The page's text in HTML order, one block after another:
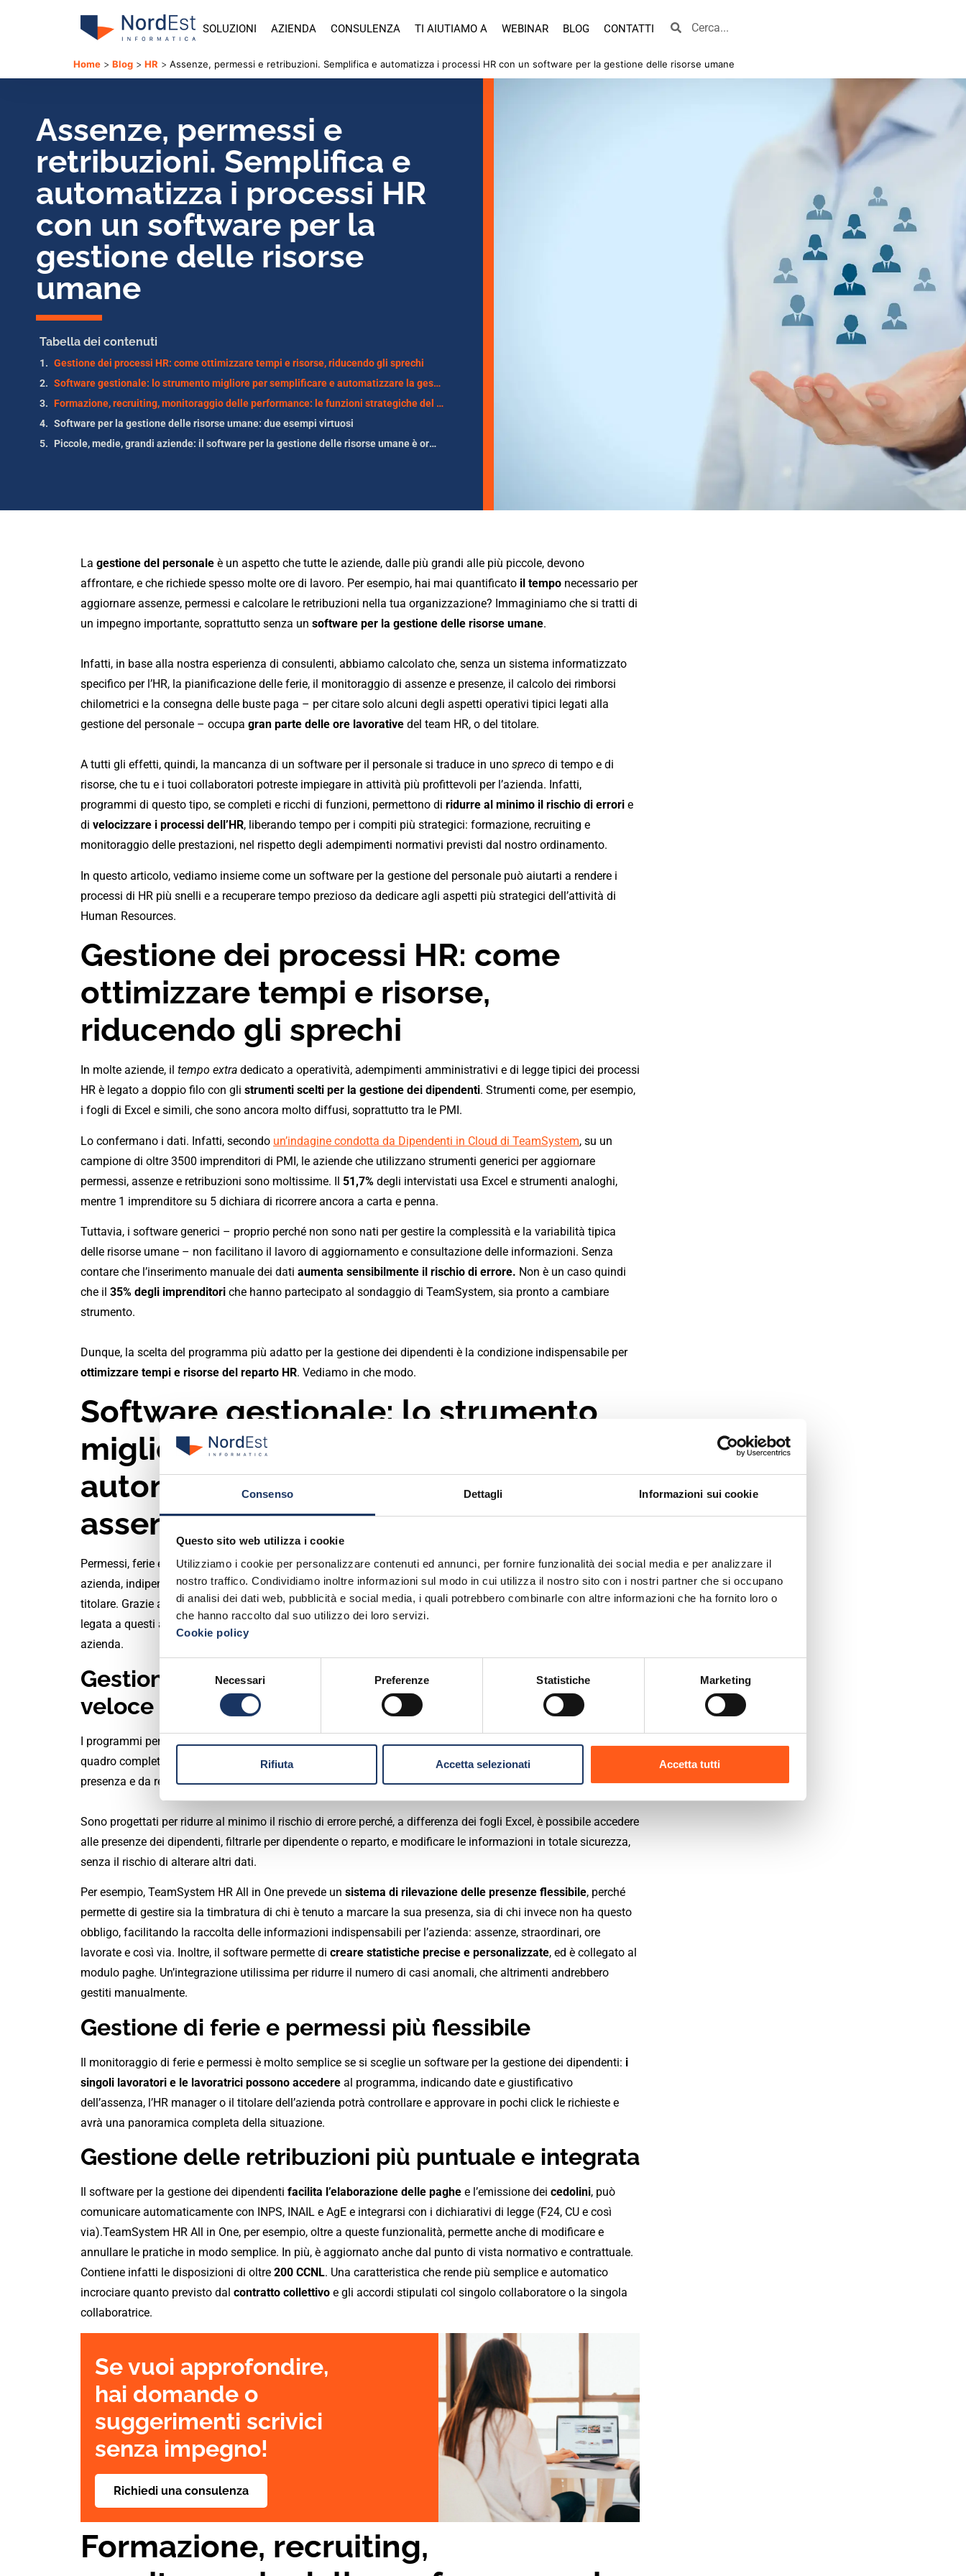
Consenso Dettagli Informazioni sui cookie
Questo sito web utilizza i cookie
Utilizziamo i cookie per personalizzare contenuti ed annunci, per fornire funzionalità dei social media e per analizzare il
nostro traffico. Condividiamo inoltre informazioni sul modo in cui utilizza il nostro sito con i nostri partner che si occupano
di analisi dei dati web, pubblicità e social media, i quali potrebbero combinarle con altre informazioni che ha fornito loro o
che hanno raccolto dal suo utilizzo dei loro servizi.
Cookie policy
Necessari Preferenze Statistiche Marketing
Rifiuta Accetta selezionati Accetta tutti
SOLUZIONI AZIENDA CONSULENZA TI AIUTIAMO A WEBINAR BLOG CONTATTI
Home > Blog > HR > Assenze, permessi e retribuzioni. Semplifica e automatizza i processi HR con un software per la gestione delle risorse umane
Assenze, permessi e
retribuzioni. Semplifica e
automatizza i processi HR
con un software per la
gestione delle risorse
umane
Tabella dei contenuti
Gestione dei processi HR: come ottimizzare tempi e risorse, riducendo gli sprechi
Software gestionale: lo strumento migliore per semplificare e automatizzare la gestione di assenze, permessi e retribuzioni
Formazione, recruiting, monitoraggio delle performance: le funzioni strategiche del software per la gestione del personale
Software per la gestione delle risorse umane: due esempi virtuosi
Piccole, medie, grandi aziende: il software per la gestione delle risorse umane è ormai indispensabile
La gestione del personale è un aspetto che tutte le aziende, dalle più grandi alle più piccole, devono
affrontare, e che richiede spesso molte ore di lavoro. Per esempio, hai mai quantificato il tempo necessario per
aggiornare assenze, permessi e calcolare le retribuzioni nella tua organizzazione? Immaginiamo che si tratti di
un impegno importante, soprattutto senza un software per la gestione delle risorse umane.
Infatti, in base alla nostra esperienza di consulenti, abbiamo calcolato che, senza un sistema informatizzato
specifico per l’HR, la pianificazione delle ferie, il monitoraggio di assenze e presenze, il calcolo dei rimborsi
chilometrici e la consegna delle buste paga – per citare solo alcuni degli aspetti operativi tipici legati alla
gestione del personale – occupa gran parte delle ore lavorative del team HR, o del titolare.
A tutti gli effetti, quindi, la mancanza di un software per il personale si traduce in uno spreco di tempo e di
risorse, che tu e i tuoi collaboratori potreste impiegare in attività più profittevoli per l’azienda. Infatti,
programmi di questo tipo, se completi e ricchi di funzioni, permettono di ridurre al minimo il rischio di errori e
di velocizzare i processi dell’HR, liberando tempo per i compiti più strategici: formazione, recruiting e
monitoraggio delle prestazioni, nel rispetto degli adempimenti normativi previsti dal nostro ordinamento.
In questo articolo, vediamo insieme come un software per la gestione del personale può aiutarti a rendere i
processi di HR più snelli e a recuperare tempo prezioso da dedicare agli aspetti più strategici dell’attività di
Human Resources.
Gestione dei processi HR: come
ottimizzare tempi e risorse,
riducendo gli sprechi
In molte aziende, il tempo extra dedicato a operatività, adempimenti amministrativi e di legge tipici dei processi
HR è legato a doppio filo con gli strumenti scelti per la gestione dei dipendenti. Strumenti come, per esempio,
i fogli di Excel e simili, che sono ancora molto diffusi, soprattutto tra le PMI.
Lo confermano i dati. Infatti, secondo un’indagine condotta da Dipendenti in Cloud di TeamSystem, su un
campione di oltre 3500 imprenditori di PMI, le aziende che utilizzano strumenti generici per aggiornare
permessi, assenze e retribuzioni sono moltissime. Il 51,7% degli intervistati usa Excel e strumenti analoghi,
mentre 1 imprenditore su 5 dichiara di ricorrere ancora a carta e penna.
Tuttavia, i software generici – proprio perché non sono nati per gestire la complessità e la variabilità tipica
delle risorse umane – non facilitano il lavoro di aggiornamento e consultazione delle informazioni. Senza
contare che l’inserimento manuale dei dati aumenta sensibilmente il rischio di errore. Non è un caso quindi
che il 35% degli imprenditori che hanno partecipato al sondaggio di TeamSystem, sia pronto a cambiare
strumento.
Dunque, la scelta del programma più adatto per la gestione dei dipendenti è la condizione indispensabile per
ottimizzare tempi e risorse del reparto HR. Vediamo in che modo.
Software gestionale: lo strumento
migliore per semplificare e
automatizzare la gestione di
assenze, permessi e retribuzioni
Permessi, ferie e retribuzioni sono alcune delle voci che più pesano sul lavoro di chi segue le risorse umane in
azienda, indipendentemente dal fatto che sia presente un ufficio HR o che a occuparsene sia direttamente il
titolare. Grazie a un software completo e avanzato come, per esempio,TeamSystem HR All in One,l’operatività
legata a questi adempimenti
azienda.
Gestione delle assenze e delle presenze più
veloce
I programmi per la gestione dei dipendenti
quadro completo sia di chi lavora in sede sia di chi lavora in smart working. Infatti, rilevano la timbratura in
presenza e da remoto.
Sono progettati per ridurre al minimo il rischio di errore perché, a differenza dei fogli Excel, è possibile accedere
alle presenze dei dipendenti, filtrarle per dipendente o reparto, e modificare le informazioni in totale sicurezza,
senza il rischio di alterare altri dati.
Per esempio, TeamSystem HR All in One prevede un sistema di rilevazione delle presenze flessibile, perché
permette di gestire sia la timbratura di chi è tenuto a marcare la sua presenza, sia di chi invece non ha questo
obbligo, facilitando la raccolta delle informazioni indispensabili per l’azienda: assenze, straordinari, ore
lavorate e così via. Inoltre, il software permette di creare statistiche precise e personalizzate, ed è collegato al
modulo paghe. Un’integrazione utilissima per ridurre il numero di casi anomali, che altrimenti andrebbero
gestiti manualmente.
Gestione di ferie e permessi più flessibile
Il monitoraggio di ferie e permessi è molto semplice se si sceglie un software per la gestione dei dipendenti: i
singoli lavoratori e le lavoratrici possono accedere al programma, indicando date e giustificativo
dell’assenza, l’HR manager o il titolare dell’azienda potrà controllare e approvare in pochi click le richieste e
avrà una panoramica completa della situazione.
Gestione delle retribuzioni più puntuale e integrata
Il software per la gestione dei dipendenti facilita l’elaborazione delle paghe e l’emissione dei cedolini, può
comunicare automaticamente con INPS, INAIL e AgE e integrarsi con i dichiarativi di legge (F24, CU e così
via).TeamSystem HR All in One, per esempio, oltre a queste funzionalità, permette anche di modificare e
annullare le pratiche in modo semplice. In più, è aggiornato anche dal punto di vista normativo e contrattuale.
Contiene infatti le disposizioni di oltre 200 CCNL. Una caratteristica che rende più semplice e automatico
incrociare quanto previsto dal contratto collettivo e gli accordi stipulati col singolo collaboratore o la singola
collaboratrice.
Se vuoi approfondire,
hai domande o
suggerimenti scrivici
senza impegno!
Richiedi una consulenza
Formazione, recruiting,